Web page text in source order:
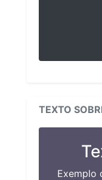
TEXTO
Exemplo